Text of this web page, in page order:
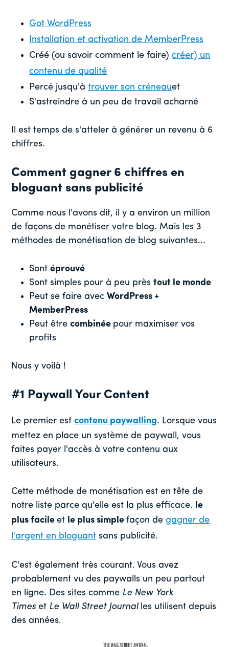
Got WordPress
Installation et activation de MemberPress
Créé (ou savoir comment le faire)créer) un
contenu de qualité
Percé jusqu'àtrouver son créneauet
S'astreindre à un peu de travail acharné
Il est temps de s'atteler à générer un revenu à 6
chiffres.
Comment gagner 6 chiffres en
bloguant sans publicité
Comme nous l'avons dit, il y a environ un million
de façons de monétiser votre blog. Mais les 3
méthodes de monétisation de blog suivantes...
Sontéprouvé
Sont simples pour à peu prèstout le monde
Peut se faire avecWordPress +
MemberPress
Peut êtrecombinée pour maximiser vos
profits
Nous y voilà !
#1 Paywall Your Content
Le premier estcontenu paywalling. Lorsque vous
mettez en place un système de paywall, vous
faites payer l'accès à votre contenu aux
utilisateurs.
Cette méthode de monétisation est en tête de
notre liste parce qu'elle est la plus efficace. le
plus facileet le plus simplefaçon degagner de
l'argent en bloguant sans publicité.
C'est également très courant. Vous avez
probablement vu des paywalls un peu partout
en ligne. Des sites comme Le New York
Times et Le Wall Street Journalles utilisent depuis
des années.